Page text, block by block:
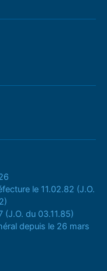
le 11.02.82 (J.O.
(J.O. du 03.11.85)
depuis le 26 mars